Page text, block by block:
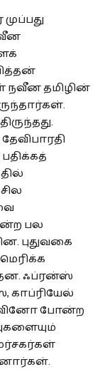
நவீன தமிழின்
பல
புதுவகை
ஃப்ரன்ஸ்
போன்ற